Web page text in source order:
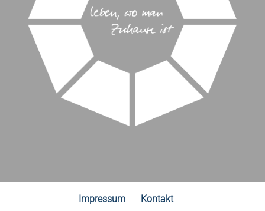
Impressum
Kontakt